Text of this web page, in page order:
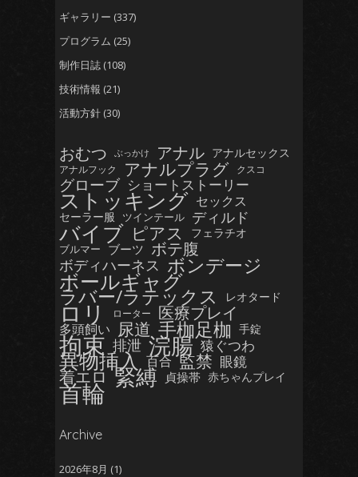
ギャラリー (337)
プログラム (25)
制作日誌 (108)
技術情報 (21)
活動方針 (30)
おむつ ぶっかけ アナル アナルセックス
アナルフック アナルプラグ クスコ
グローブ ショートストーリー
ストッキング セックス
セーラー服 ツインテール ディルド
バイブ ピアス フェラチオ
ブルマー ブーツ ボテ腹
ボディハーネス ボンデージ
ボールギャグ
ラバー/ラテックス レオタード
ロリ ローター 医療プレイ
多頭飼い 尿道 手枷足枷 手錠
拘束 排泄 浣腸 猿ぐつわ
異物挿入 百合 監禁 眼鏡
着エロ 緊縛 貞操帯 赤ちゃんプレイ
首輪
Archive
2026年8月 (1)